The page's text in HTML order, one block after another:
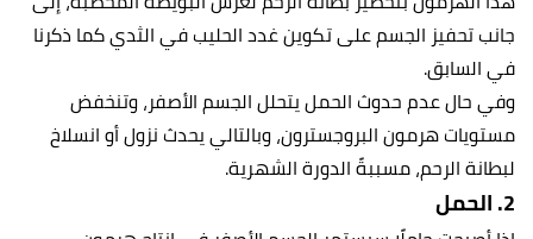
جانب تحفيز الجسم على تكوين غدد الحليب في الثدي كما ذكرنا
في السابق.
وفي حال عدم حدوث الحمل يتحلل الجسم الأصفر، وتنخفض
مستويات هرمون البروجسترون، وبالتالي يحدث نزول أو انسلاخ
لبطانة الرحم، مسببةً الدورة الشهرية.
2. الحمل